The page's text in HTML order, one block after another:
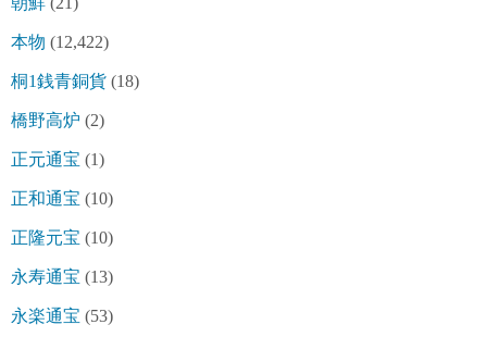
本物 (12,422)
桐1銭青銅貨 (18)
橋野高炉 (2)
正元通宝 (1)
正和通宝 (10)
正隆元宝 (10)
永寿通宝 (13)
永楽通宝 (53)